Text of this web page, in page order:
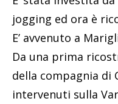
jogging ed ora è
E’ avvenuto a
Da una prima
della compagnia di
intervenuti sulla